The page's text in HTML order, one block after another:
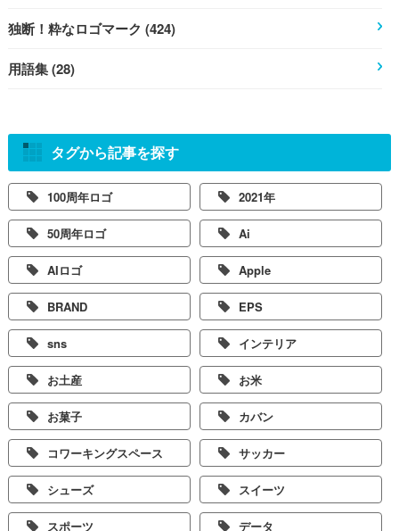
独断！粋なロゴマーク (424)
用語集 (28)
タグから記事を探す
100周年ロゴ 2021年
50周年ロゴ Ai
AIロゴ Apple
BRAND EPS
sns インテリア
お土産 お米
お菓子 カバン
コワーキングスペース サッカー
シューズ スイーツ
スポーツ データ